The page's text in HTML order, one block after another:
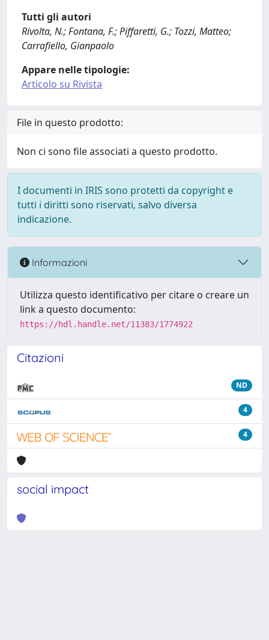
Tutti gli autori
Rivolta, N.; Fontana, F.; Piffaretti, G.; Tozzi, Matteo;
Carrafiello, Gianpaolo
Appare nelle tipologie:
Articolo su Rivista
File in questo prodotto:
Non ci sono file associati a questo prodotto.
I documenti in IRIS sono protetti da copyright e
tutti i diritti sono riservati, salvo diversa
indicazione.
Informazioni
Utilizza questo identificativo per citare o creare un
link a questo documento:
https://hdl.handle.net/11383/1774922
Citazioni
ND
4
4
social impact